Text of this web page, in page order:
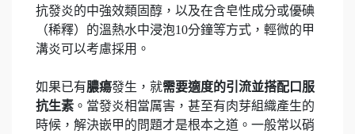
抗發炎的中強效類固醇，以及在含皂性成分或優碘
（稀釋）的溫熱水中浸泡10分鐘等方式，輕微的甲
溝炎可以考慮採用。
如果已有膿瘍發生，就需要適度的引流並搭配口服
抗生素 。當發炎相當厲害，甚至有肉芽組織產生的
時候，解決嵌甲的問題才是根本之道。一般常以硝